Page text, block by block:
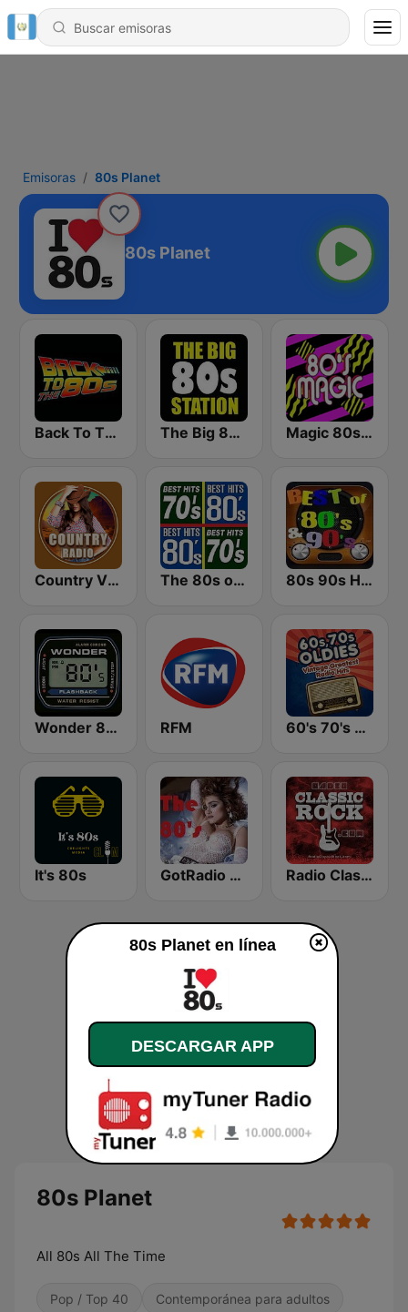
Emisoras 80s Planet
80s Planet
Back To The 80's Radio The Big 80s Station Magic 80s Florida
Country Vibes The 80s on the 80s 80s 90s Hits Radio
Wonder 80's RFM 60's 70's Oldies
It's 80s GotRadio - 80s Radio Classic Rock
80s Planet
All 80s All The Time
Pop / Top 40 Contemporánea para adultos
80s Planet en línea
DESCARGAR APP